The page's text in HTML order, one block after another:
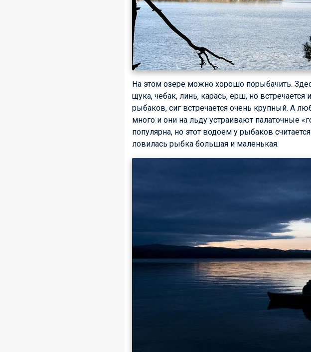
На этом озере можно хорошо порыбачить.
щука, чебак, линь, карась, ерш, но
рыбаков, сиг встречается очень крупный. А
много и они на льду устраивают палаточные
популярна, но этот водоем у рыбаков
ловилась рыбка большая и маленькая.